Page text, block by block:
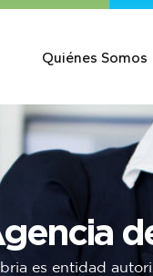
Quiénes Somos
es entidad